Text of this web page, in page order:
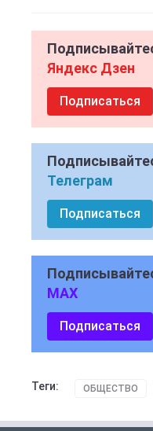
Яндекс Дзен
Подписаться
Телеграм
Подписаться
MAX
Подписаться
Теги: ОБЩЕСТВО